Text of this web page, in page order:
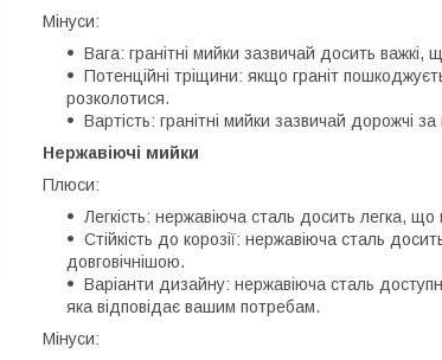
Мінуси:
Вага: гранітні мийки зазвичай досить
Потенційні тріщини: якщо граніт
розколотися.
Вартість: гранітні мийки зазвичай дорожчі
Нержавіючі мийки
Плюси:
Легкість: нержавіюча сталь досить легка,
Стійкість до корозії: нержавіюча сталь
довговічнішою.
Варіанти дизайну: нержавіюча сталь
яка відповідає вашим потребам.
Мінуси: